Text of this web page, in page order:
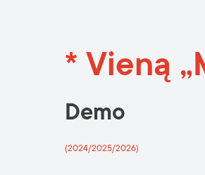
* Vieną
Demo
(2024/2025/2026)